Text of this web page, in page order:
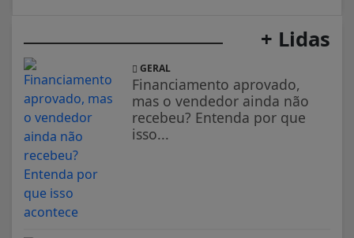
+ Lidas
GERAL
Financiamento aprovado,
mas o vendedor ainda não
recebeu? Entenda por que
isso...